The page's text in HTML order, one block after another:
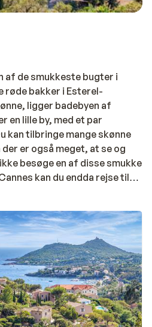
af de smukkeste bugter i
røde bakker i Esterel-
ligger badebyen af
en lille by, med et par
kan tilbringe mange skønne
er også meget, at se og
besøge en af disse smukke
kan du endda rejse til